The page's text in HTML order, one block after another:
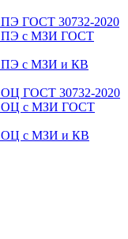
ПЭ ГОСТ 30732-2020
ПЭ с МЗИ ГОСТ
ПЭ с МЗИ и КВ
ОЦ ГОСТ 30732-2020
ОЦ с МЗИ ГОСТ
ОЦ с МЗИ и КВ